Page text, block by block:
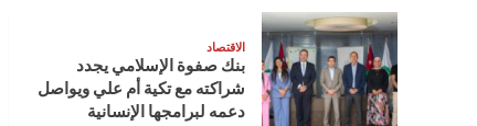
الاقتصاد
بنك صفوة الإسلامي يجدد
شراكته مع تكية أم علي ويواصل
دعمه لبرامجها الإنسانية